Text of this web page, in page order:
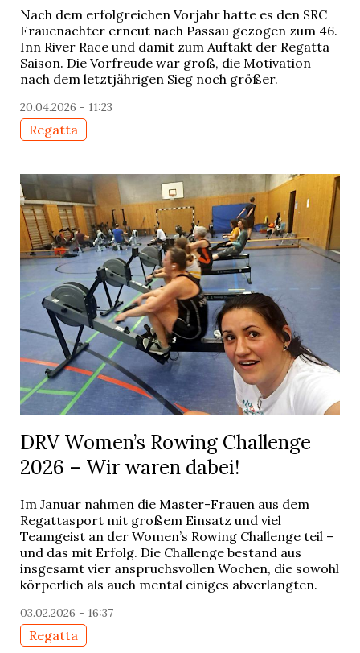
Nach dem erfolgreichen Vorjahr hatte es den SRC
Frauenachter erneut nach Passau gezogen zum 46.
Inn River Race und damit zum Auftakt der Regatta
Saison. Die Vorfreude war groß, die Motivation
nach dem letztjährigen Sieg noch größer.
20.04.2026 - 11:23
Regatta
DRV Women’s Rowing Challenge
2026 – Wir waren dabei!
Im Januar nahmen die Master-Frauen aus dem
Regattasport mit großem Einsatz und viel
Teamgeist an der Women’s Rowing Challenge teil –
und das mit Erfolg. Die Challenge bestand aus
insgesamt vier anspruchsvollen Wochen, die sowohl
körperlich als auch mental einiges abverlangten.
03.02.2026 - 16:37
Regatta